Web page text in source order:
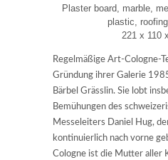
Plaster board, marble,
plastic,
221 x 110
Regelmäßige Art-Cologne-
Gründung ihrer Galerie
Bärbel Grässlin. Sie lobt
Bemühungen des
Messeleiters Daniel Hug,
kontinuierlich nach vorne
Cologne ist die Mutter aller